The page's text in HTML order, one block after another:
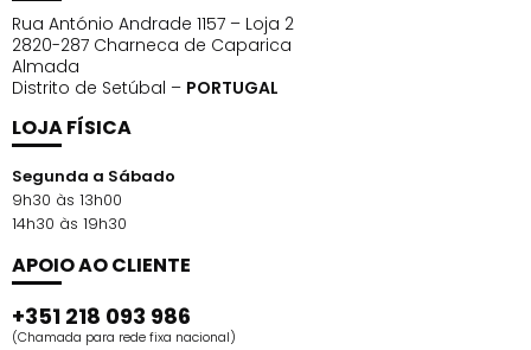
Rua António Andrade 1157 – Loja 2
2820-287 Charneca de Caparica
Almada
Distrito de Setúbal – PORTUGAL
LOJA FÍSICA
Segunda a Sábado
9h30 às 13h00
14h30 às 19h30
APOIO AO CLIENTE
+351 218 093 986
(Chamada para rede fixa nacional)